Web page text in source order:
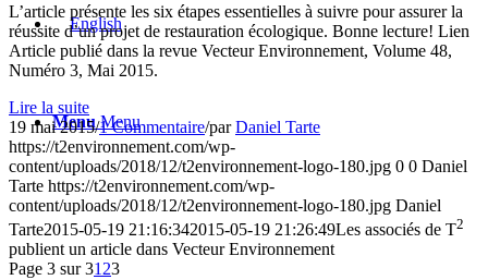
Menu Menu
L’article présente les six étapes essentielles à suivre pour assurer la
réussite d’un projet de restauration écologique. Bonne lecture! Lien
Article publié dans la revue Vecteur Environnement, Volume 48,
Numéro 3, Mai 2015.
Lire la suite
19 mai 2015/1 Commentaire/parDaniel Tarte
https://t2environnement.com/wp-
content/uploads/2018/12/t2environnement-logo-180.jpg 0 0 Daniel
Tarte https://t2environnement.com/wp-
content/uploads/2018/12/t2environnement-logo-180.jpg Daniel
Tarte2015-05-19 21:16:342015-05-19 21:26:49Les associés de T2
publient un article dans Vecteur Environnement
Page 3 sur 31 23